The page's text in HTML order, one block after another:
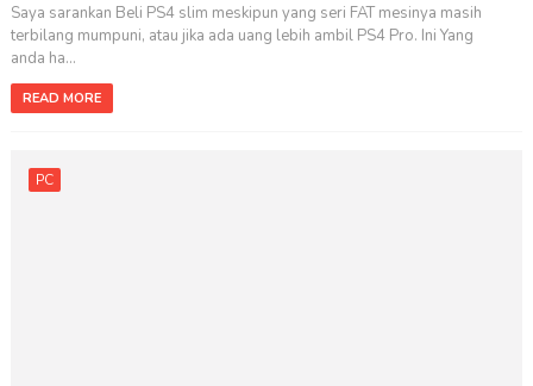
Saya sarankan Beli PS4 slim meskipun yang seri FAT mesinya masih
terbilang mumpuni, atau jika ada uang lebih ambil PS4 Pro. Ini Yang
anda ha...
READ MORE
PC